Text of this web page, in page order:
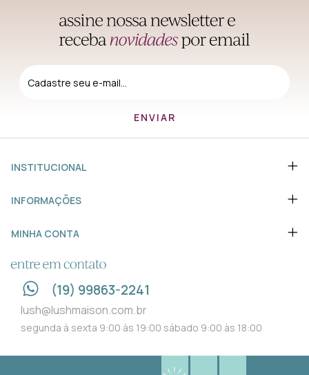
INSTITUCIONAL
INFORMAÇÕES
MINHA CONTA
ENTRE EM CONTATO
(19) 99863-2241
lush@lushmaison.com.br
segunda à sexta 9:00 às 19:00 sábado 9:00 às 18:00